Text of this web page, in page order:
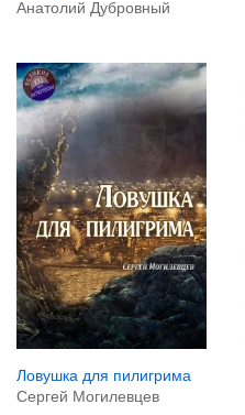
Анатолий Дубровный
Ловушка для пилигрима
Сергей Могилевцев